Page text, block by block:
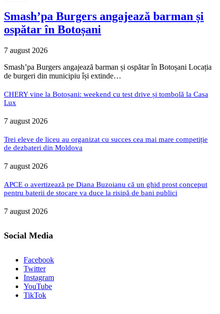
Smash’pa Burgers angajează barman și
ospătar în Botoșani
7 august 2026
Smash’pa Burgers angajează barman și ospătar în Botoșani Locația
de burgeri din municipiu își extinde…
CHERY vine la Botoșani: weekend cu test drive și tombolă la Casa
Lux
7 august 2026
Trei eleve de liceu au organizat cu succes cea mai mare competiție
de dezbateri din Moldova
7 august 2026
APCE o avertizează pe Diana Buzoianu că un ghid prost conceput
pentru baterii de stocare va duce la risipă de bani publici
7 august 2026
Social Media
Facebook
Twitter
Instagram
YouTube
TikTok